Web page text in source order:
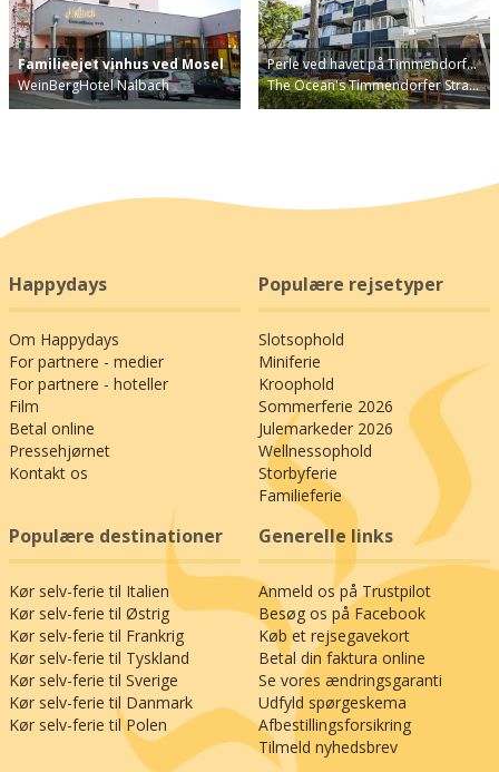
Familieejet vinhus ved Mosel
WeinBergHotel Nalbach
Perle ved havet på Timmendorf…
The Ocean's Timmendorfer Stra…
Happydays
Om Happydays
For partnere - medier
For partnere - hoteller
Film
Betal online
Pressehjørnet
Kontakt os
Populære rejsetyper
Slotsophold
Miniferie
Kroophold
Sommerferie 2026
Julemarkeder 2026
Wellnessophold
Storbyferie
Familieferie
Populære destinationer
Kør selv-ferie til Italien
Kør selv-ferie til Østrig
Kør selv-ferie til Frankrig
Kør selv-ferie til Tyskland
Kør selv-ferie til Sverige
Kør selv-ferie til Danmark
Kør selv-ferie til Polen
Generelle links
Anmeld os på Trustpilot
Besøg os på Facebook
Køb et rejsegavekort
Betal din faktura online
Se vores ændringsgaranti
Udfyld spørgeskema
Afbestillingsforsikring
Tilmeld nyhedsbrev